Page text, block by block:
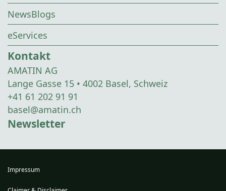
NewsBlogs
eServices
Kontakt
AMATIN AG
Lange Gasse 15 • 4002 Basel, Schweiz
+41 61 202 91 91
basel@amatin.ch
Newsletter
Impressum